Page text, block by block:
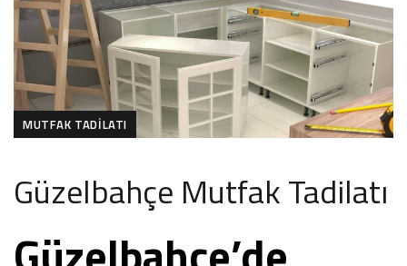
MUTFAK TADILATI
Güzelbahçe Mutfak Tadilatı